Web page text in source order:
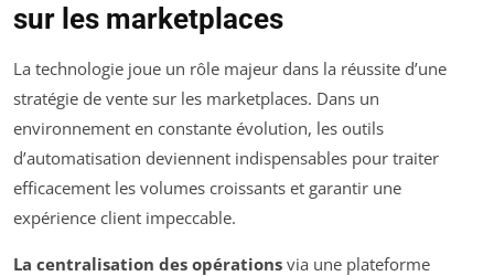
sur les marketplaces
La technologie joue un rôle majeur dans la réussite d’une
stratégie de vente sur les marketplaces. Dans un
environnement en constante évolution, les outils
d’automatisation deviennent indispensables pour traiter
efficacement les volumes croissants et garantir une
expérience client impeccable.
La centralisation des opérations via une plateforme